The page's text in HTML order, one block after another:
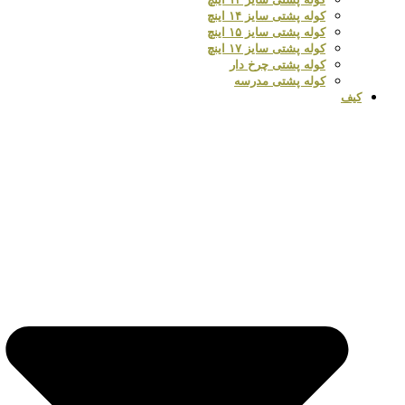
کوله پشتی سایز ۱۴ اینچ
کوله پشتی سایز ۱۵ اینچ
کوله پشتی سایز ۱۷ اینچ
کوله پشتی چرخ دار
کوله پشتی مدرسه
کیف